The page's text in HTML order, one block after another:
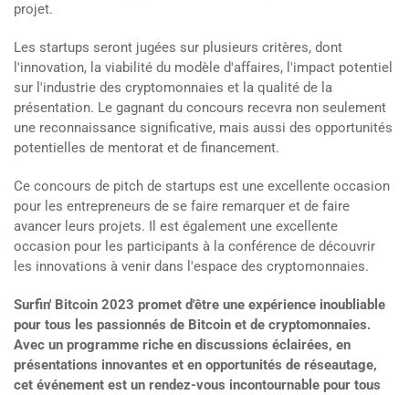
projet.
Les startups seront jugées sur plusieurs critères, dont
l'innovation, la viabilité du modèle d'affaires, l'impact potentiel
sur l'industrie des cryptomonnaies et la qualité de la
présentation. Le gagnant du concours recevra non seulement
une reconnaissance significative, mais aussi des opportunités
potentielles de mentorat et de financement.
Ce concours de pitch de startups est une excellente occasion
pour les entrepreneurs de se faire remarquer et de faire
avancer leurs projets. Il est également une excellente
occasion pour les participants à la conférence de découvrir
les innovations à venir dans l'espace des cryptomonnaies.
Surfin' Bitcoin 2023 promet d'être une expérience inoubliable
pour tous les passionnés de Bitcoin et de cryptomonnaies.
Avec un programme riche en discussions éclairées, en
présentations innovantes et en opportunités de réseautage,
cet événement est un rendez-vous incontournable pour tous